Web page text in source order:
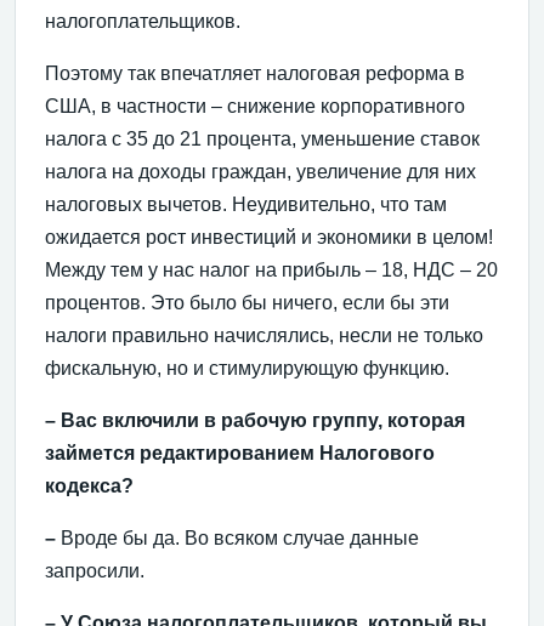
налогоплательщиков.
Поэтому так впечатляет налоговая реформа в
США, в частности – снижение корпоративного
налога с 35 до 21 процента, уменьшение ставок
налога на доходы граждан, увеличение для них
налоговых вычетов. Неудивительно, что там
ожидается рост инвестиций и экономики в целом!
Между тем у нас налог на прибыль – 18, НДС – 20
процентов. Это было бы ничего, если бы эти
налоги правильно начислялись, несли не только
фискальную, но и стимулирующую функцию.
– Вас включили в рабочую группу, которая
займется редактированием Налогового
кодекса?
– Вроде бы да. Во всяком случае данные
запросили.